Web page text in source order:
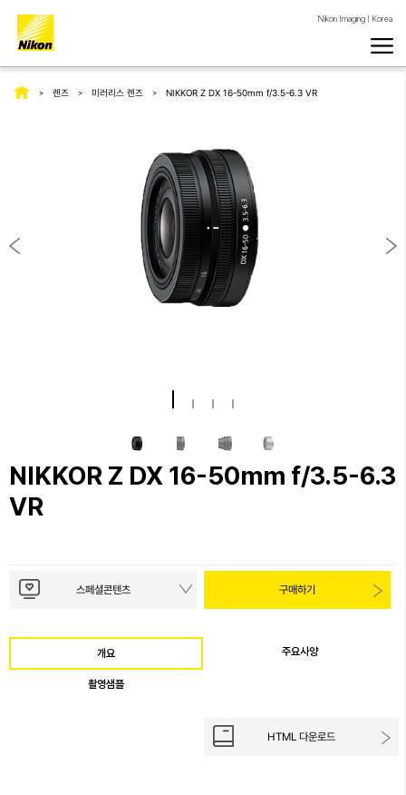
Nikon Imaging | Korea
렌즈 미러리스 렌즈 NIKKOR Z DX 16-50mm f/3.5-6.3 VR
NIKKOR Z DX 16-50mm f/3.5-6.3
VR
스페셜콘텐츠 구매하기
개요 주요사양
촬영샘플
HTML 다운로드